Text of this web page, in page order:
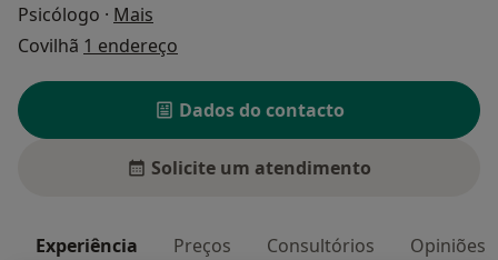
Psicólogo · Mais
Covilhã 1 endereço
Dados do contacto
Solicite um atendimento
Experiência Preços Consultórios Opiniões